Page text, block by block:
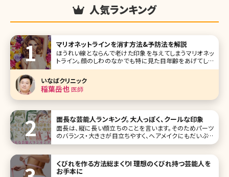
人気ランキング
マリオネットラインを消す方法&予防法を解説
ほうれい線とならんで老けた印象を与えてしまうマリオネッ
トライン。顔のしわのなかでも特に見た目年齢をあげてしま
う要素ですが、このマリオネットラインはなぜできるのでしょ
ついて詳しく
いなばクリニック
稲葉岳也医師
面長な芸能人ランキング。大人っぽく、クールな印象
面長は、縦に長い顔立ちのことを言います。そのためパーツ
のバランス・大きさが目立ちやすく、ヘアメイクにもだいぶ影
響されやすい顔形だと考えられます。 今回は面長を目立たな
くびれを作る方法総まくり! 理想のくびれ持つ芸能人を
お手本に